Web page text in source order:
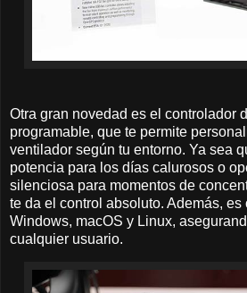
Otra gran novedad es el controlador
programable, que te permite
ventilador según tu entorno. Ya sea
potencia para los días calurosos o
silenciosa para momentos de
te da el control absoluto. Además, es
Windows, macOS y Linux,
cualquier usuario.